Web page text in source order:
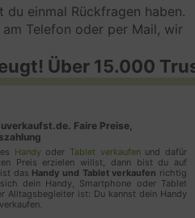
einmal Rückfragen haben.
Telefon oder per Mail, wir
Über 15.000
Faire Preise,
HandyoderTablet verkaufenund dafür
Preis erzielen willst, dann bist du auf
das Handy und Tablet verkaufen richtig
dein Handy, Smartphone oder Tablet
Alltagsbegleiter ist: Du kannst dein Handy
jeweiligen Webseite zu
werden z. B. gesetzt,
auf Webseiten folgen,
zu machen.
zum Zwecke der
Anzeigen innerhalb des
(z. B. in
auf Webseiten usw.), so
werden, die ein
den Anzeigen haben.